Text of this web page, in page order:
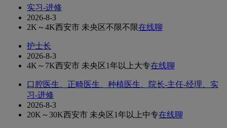
实习-进修
2026-8-3
2K～4K西安市 未央区不限不限在线聊
护士长
2026-8-3
4K～7K西安市 未央区1年以上大专在线聊
口腔医生、正畸医生、种植医生、院长-主任-经理、实
习-进修
2026-8-3
20K～30K西安市 未央区1年以上中专在线聊